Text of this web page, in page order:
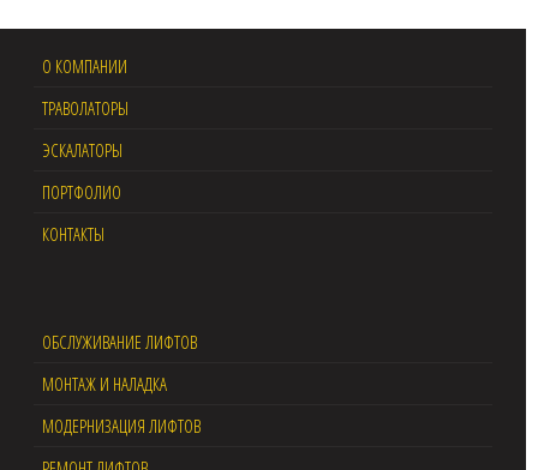
О КОМПАНИИ
ТРАВОЛАТОРЫ
ЭСКАЛАТОРЫ
ПОРТФОЛИО
КОНТАКТЫ
ОБСЛУЖИВАНИЕ ЛИФТОВ
МОНТАЖ И НАЛАДКА
МОДЕРНИЗАЦИЯ ЛИФТОВ